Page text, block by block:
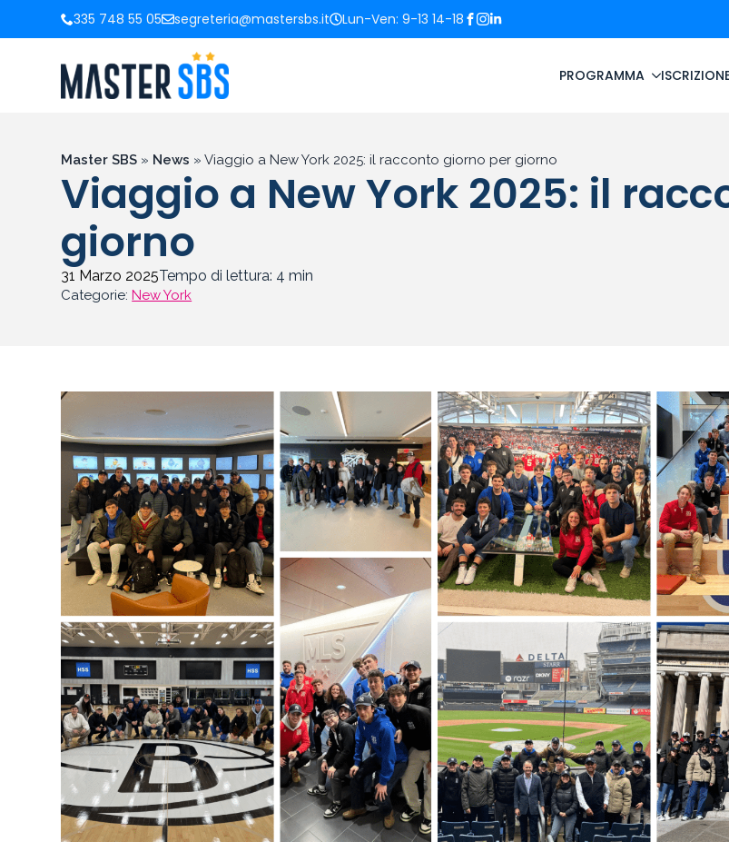
335 748 55 05 segreteria@mastersbs.it Lun-Ven: 9-13 14-18
PROGRAMMA
Master SBS » News » Viaggio a New York 2025: il racconto giorno per giorno
Viaggio a New York 2025: il
giorno
31 Marzo 2025Tempo di lettura: 4 min
Categorie:New York